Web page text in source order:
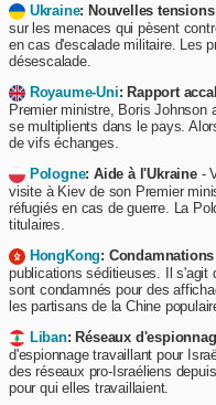
Ukraine: Nouvelles tensions
sur les menaces qui pèsent
en cas d'escalade militaire. Les
désescalade.
Royaume-Uni: Rapport
Premier ministre, Boris Johnson
se multiplients dans le pays.
de vifs échanges.
Pologne: Aide à l'Ukraine-
visite à Kiev de son Premier
réfugiés en cas de guerre. La
titulaires.
HongKong:
publications séditieuses. Il s'agit
sont condamnés pour des
les partisans de la Chine
Liban: Réseaux
d'espionnage travaillant pour
des réseaux pro-Israéliens
pour qui elles travaillaient.